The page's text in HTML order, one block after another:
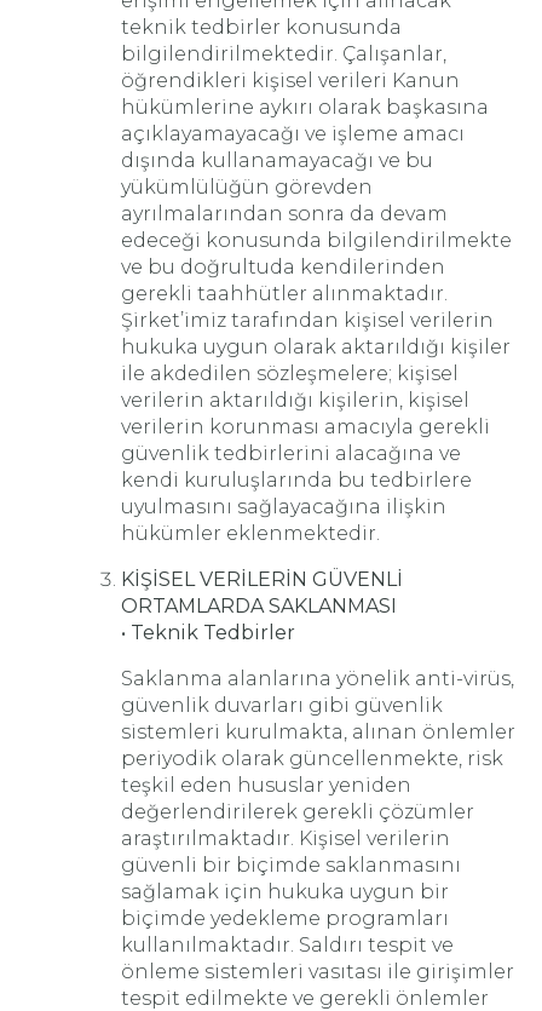
teknik tedbirler konusunda
bilgilendirilmektedir. Çalışanlar,
öğrendikleri kişisel verileri Kanun
hükümlerine aykırı olarak başkasına
açıklayamayacağı ve işleme amacı
dışında kullanamayacağı ve bu
yükümlülüğün görevden
ayrılmalarından sonra da devam
edeceği konusunda bilgilendirilmekte
ve bu doğrultuda kendilerinden
gerekli taahhütler alınmaktadır.
Şirket’imiz tarafından kişisel verilerin
hukuka uygun olarak aktarıldığı kişiler
ile akdedilen sözleşmelere; kişisel
verilerin aktarıldığı kişilerin, kişisel
verilerin korunması amacıyla gerekli
güvenlik tedbirlerini alacağına ve
kendi kuruluşlarında bu tedbirlere
uyulmasını sağlayacağına ilişkin
hükümler eklenmektedir.
KİŞİSEL VERİLERİN GÜVENLİ
ORTAMLARDA SAKLANMASI
• Teknik Tedbirler
Saklanma alanlarına yönelik anti-virüs,
güvenlik duvarları gibi güvenlik
sistemleri kurulmakta, alınan önlemler
periyodik olarak güncellenmekte, risk
teşkil eden hususlar yeniden
değerlendirilerek gerekli çözümler
araştırılmaktadır. Kişisel verilerin
güvenli bir biçimde saklanmasını
sağlamak için hukuka uygun bir
biçimde yedekleme programları
kullanılmaktadır. Saldırı tespit ve
önleme sistemleri vasıtası ile girişimler
tespit edilmekte ve gerekli önlemler